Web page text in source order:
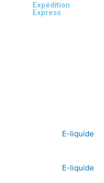
Expédition
Express
E-liquide
E-liquide